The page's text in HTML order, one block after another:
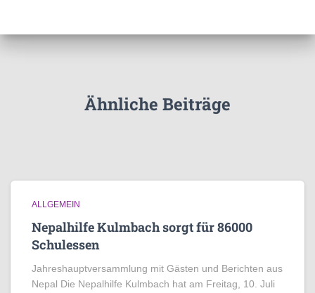
Ähnliche Beiträge
ALLGEMEIN
Nepalhilfe Kulmbach sorgt für 86000
Schulessen
Jahreshauptversammlung mit Gästen und Berichten aus
Nepal Die Nepalhilfe Kulmbach hat am Freitag, 10. Juli